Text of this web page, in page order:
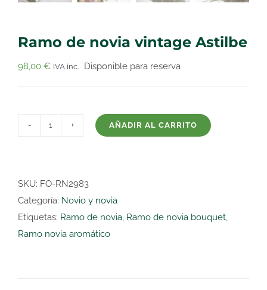
Ramo de novia vintage Astilbe
98,00 € IVA inc. Disponible para reserva
vintage
Astilbe
cantidad
AÑADIR AL CARRITO
SKU: FO-RN2983
Categoría: Novio y novia
Etiquetas: Ramo de novia Ramo de novia bouquet
Ramo novia aromático